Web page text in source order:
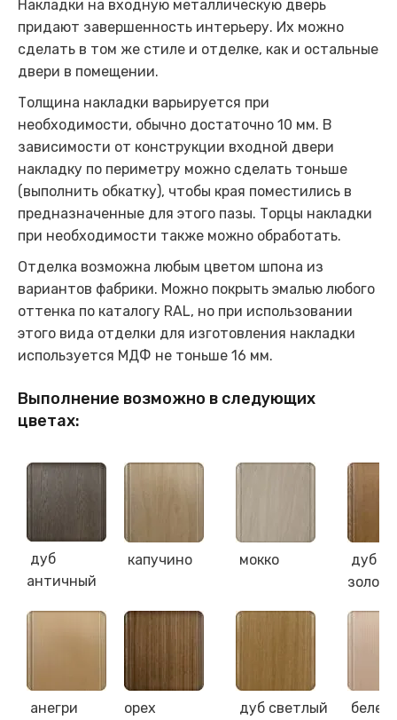
Накладки на входную металлическую дверь
придают завершенность интерьеру. Их можно
сделать в том же стиле и отделке, как и остальные
двери в помещении.
Толщина накладки варьируется при
необходимости, обычно достаточно 10 мм. В
зависимости от конструкции входной двери
накладку по периметру можно сделать тоньше
(выполнить обкатку), чтобы края поместились в
предназначенные для этого пазы. Торцы накладки
при необходимости также можно обработать.
Отделка возможна любым цветом шпона из
вариантов фабрики. Можно покрыть эмалью любого
оттенка по каталогу RAL, но при использовании
этого вида отделки для изготовления накладки
используется МДФ не тоньше 16 мм.
Выполнение возможно в следующих
цветах:
дуб
античный
капучино мокко
дуб
анегри орех дуб светлый